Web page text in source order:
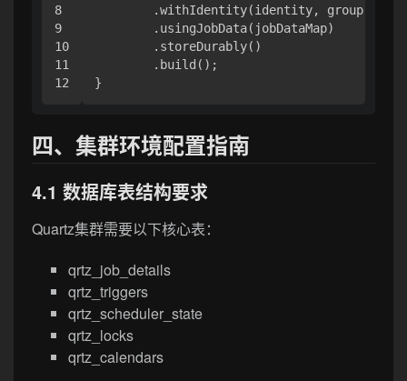
8
9
10
11
        .withIdentity(identity, group)
        .usingJobData(jobDataMap)
        .storeDurably()
        .build();
四、集群环境配置指南
4.1 数据库表结构要求
Quartz集群需要以下核心表：
qrtz_job_details
qrtz_triggers
qrtz_scheduler_state
qrtz_locks
qrtz_calendars